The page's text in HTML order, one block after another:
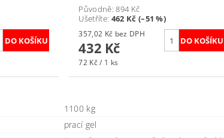
Původně:894 Kč
Ušetříte: 462 Kč (–51 %)
357,02 Kč bez DPH
432 Kč
72 Kč / 1 ks
1100 kg
prací gel